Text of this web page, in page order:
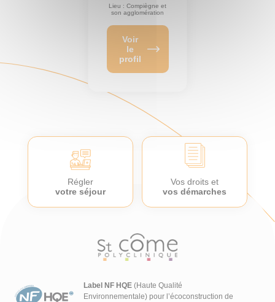
Lieu : Compiègne et
son agglomération
Voir
le
profil
Régler
votre séjour
Vos droits et
vos démarches
Label NF HQE (Haute Qualité
Environnementale) pour l’écoconstruction de